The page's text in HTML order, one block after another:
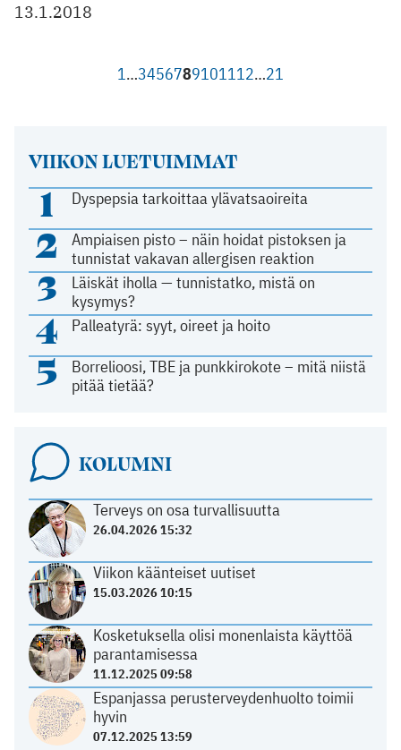
13.1.2018
1…3456789101112…21
VIIKON LUETUIMMAT
1 Dyspepsia tarkoittaa ylävatsaoireita
2
Ampiaisen pisto – näin hoidat pistoksen ja
tunnistat vakavan allergisen reaktion
3
Läiskät iholla — tunnistatko, mistä on
kysymys?
4 Palleatyrä: syyt, oireet ja hoito
5
Borrelioosi, TBE ja punkkirokote – mitä niistä
pitää tietää?
KOLUMNI
Terveys on osa turvallisuutta
26.04.2026 15:32
Viikon käänteiset uutiset
15.03.2026 10:15
Kosketuksella olisi monenlaista käyttöä
parantamisessa
11.12.2025 09:58
Espanjassa perusterveydenhuolto toimii
hyvin
07.12.2025 13:59